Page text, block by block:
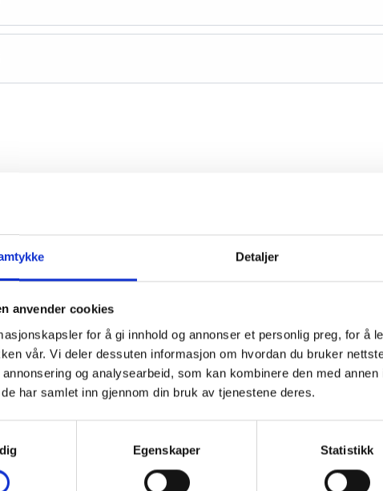
Detaljer
anvender cookies
for å gi innhold og annonser et personlig preg, for å
vår. Vi deler dessuten informasjon om hvordan du bruker
og analysearbeid, som kan kombinere den med
har samlet inn gjennom din bruk av tjenestene deres.
Egenskaper Statistikk